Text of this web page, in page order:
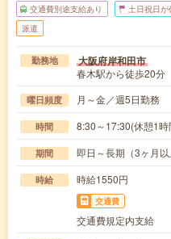
交通費別途支給あり 土日祝日が
派遣
勤務地 大阪府岸和田市
春木駅から徒歩20分
曜日頻度 月～金／週5日勤務
時間 8:30～17:30(休憩1時
期間 即日～長期（3ヶ月
時給 時給1550円
交通費
交通費規定内支給